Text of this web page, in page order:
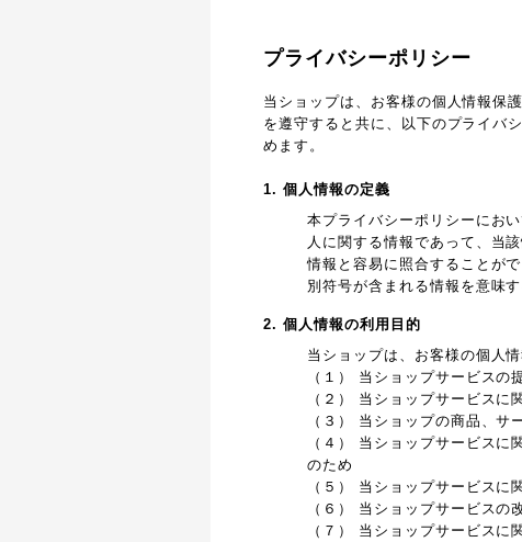
プライバシーポリシー
当ショップは、お客様の個人情報保
を遵守すると共に、以下のプライバ
めます。
1. 個人情報の定義
本プライバシーポリシーにお
人に関する情報であって、当
情報と容易に照合することが
別符号が含まれる情報を意味す
2. 個人情報の利用目的
当ショップは、お客様の個人
（１） 当ショップサービスの
（２） 当ショップサービス
（３） 当ショップの商品、サ
（４） 当ショップサービス
のため
（５） 当ショップサービスに
（６） 当ショップサービス
（７） 当ショップサービス